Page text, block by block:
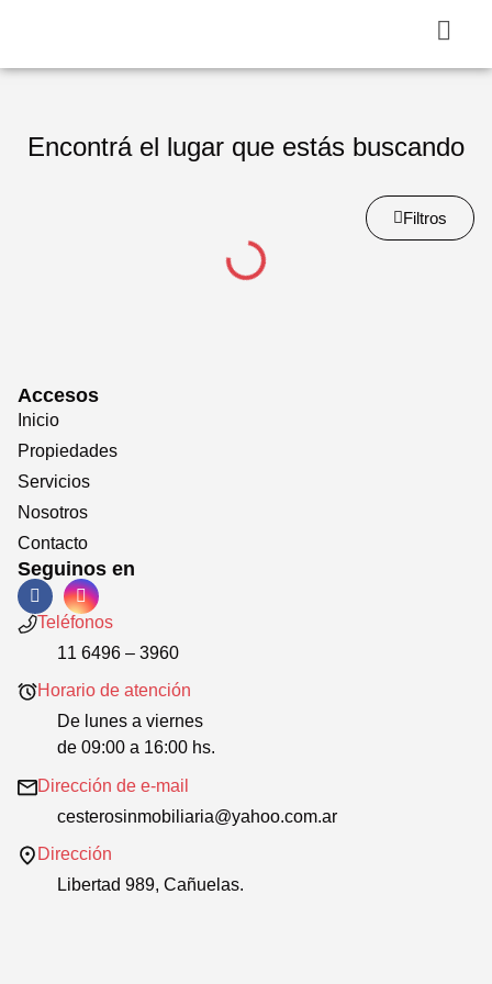
Encontrá el lugar que estás buscando
Filtros
Accesos
Inicio
Propiedades
Servicios
Nosotros
Contacto
Seguinos en
Teléfonos
11 6496 – 3960
Horario de atención
De lunes a viernes
de 09:00 a 16:00 hs.
Dirección de e-mail
cesterosinmobiliaria@yahoo.com.ar
Dirección
Libertad 989, Cañuelas.